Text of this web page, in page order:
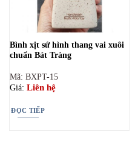
Bình xịt sứ hình thang vai xuôi
chuẩn Bát Tràng
Mã: BXPT-15
Giá: Liên hệ
ĐỌC TIẾP